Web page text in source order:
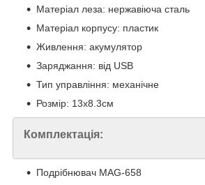
Матеріал леза: нержавіюча сталь
Матеріал корпусу: пластик
Живлення: акумулятор
Заряджання: від USB
Тип управління: механічне
Розмір: 13х8.3см
Комплектація:
Подрібнювач MAG-658